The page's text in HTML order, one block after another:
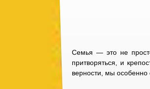
Семья — это не
притворяться, и
верности, мы особенно